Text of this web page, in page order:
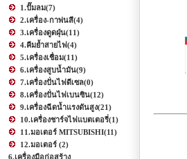
1.ปั๊มลม(7)
2.เครื่อง-กาพ่นสี(4)
3.เครื่องดูดฝุ่น(11)
4.คีมย้ำสายไฟ(4)
5.เครื่องเชื่อม(11)
6.เครื่องสูบน้ำมัน(9)
7.เครื่องปั่นไฟดีเซล(0)
8.เครื่องปั่นไฟเบนซิน(12)
9.เครื่องฉีดน้ำแรงดันสูง(21)
10.เครื่องชาร์จไฟแบตเตอรี่(1)
11.มอเตอร์ MITSUBISHI(11)
12.มอเตอร์ (2)
6.เครื่องมือก่อสร้าง